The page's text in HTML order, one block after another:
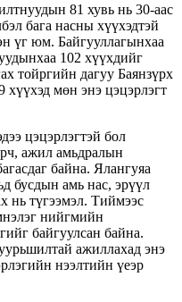
81 хувь нь 30-аас
бага насны хүүхэдтэй
үг юм. Байгууллагынхаа
102 хүүхдийг
тойргийн дагуу Баянзүрх
хүүхэд мөн энэ цэцэрлэгт
цэцэрлэгтэй бол
ажил амьдралын
байна. Ялангуяа
бусдын амь нас, эрүүл
нь түгээмэл. Тиймээс
нийгмийн
байгуулсан байна.
ажиллахад энэ
нээлтийн үеэр